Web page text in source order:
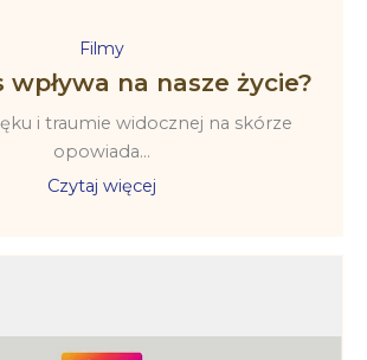
Filmy
wpływa na nasze życie?
i traumie widocznej na skórze
opowiada...
Czytaj więcej